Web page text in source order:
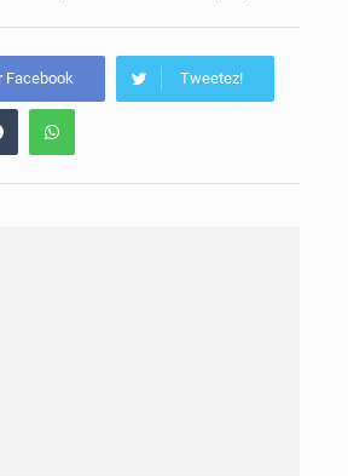
Facebook Tweetez!